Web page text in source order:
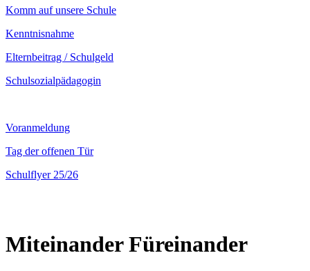
Komm auf unsere Schule
Kenntnisnahme
Elternbeitrag / Schulgeld
Schulsozialpädagogin
Voranmeldung
Tag der offenen Tür
Schulflyer 25/26
Miteinander Füreinander